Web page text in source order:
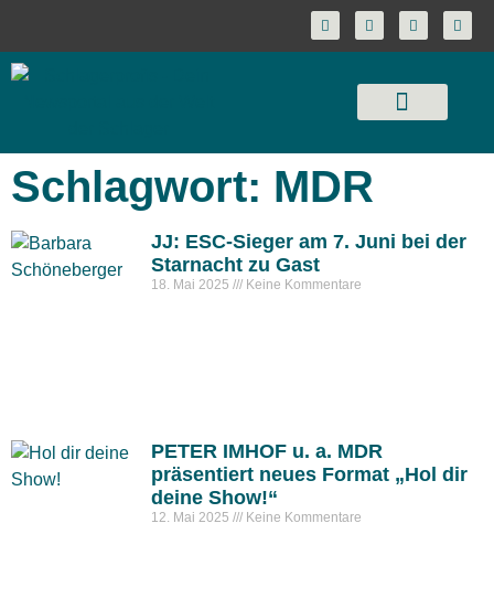
Schlagwort: MDR
JJ: ESC-Sieger am 7. Juni bei der
Starnacht zu Gast
18. Mai 2025 Keine Kommentare
PETER IMHOF u. a. MDR
präsentiert neues Format „Hol dir
deine Show!“
12. Mai 2025 Keine Kommentare